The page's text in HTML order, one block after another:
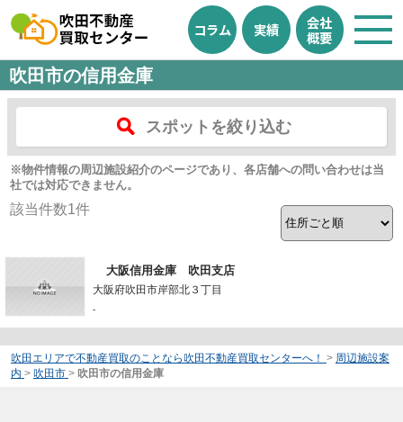
コラム 実績
会社
概要
吹田市の信用金庫
スポットを絞り込む
※物件情報の周辺施設紹介のページであり、各店舗への問い合わせは当
社では対応できません。
該当件数1件
大阪信用金庫 吹田支店
大阪府吹田市岸部北３丁目
-
吹田エリアで不動産買取のことなら吹田不動産買取センターへ！ > 周辺施設案
内 > 吹田市 > 吹田市の信用金庫